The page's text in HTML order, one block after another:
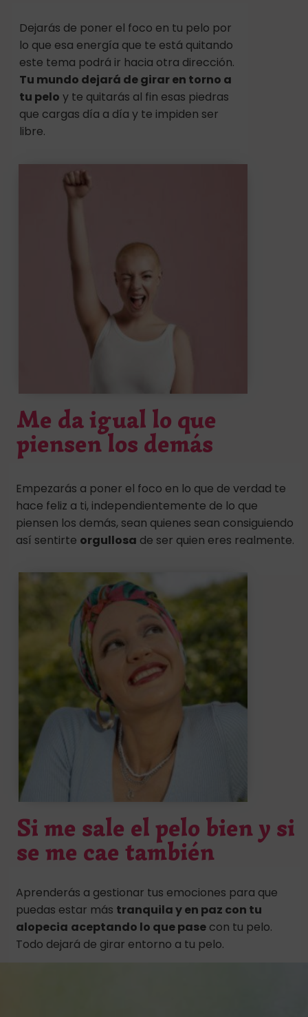
Dejarás de poner el foco en tu pelo por
lo que esa energía que te está quitando
este tema podrá ir hacia otra dirección.
Tu mundo dejará de girar en torno a
tu pelo y te quitarás al fin esas piedras
que cargas día a día y te impiden ser
libre.
Me da igual lo que
piensen los demás
Empezarás a poner el foco en lo que de verdad te
hace feliz a ti, independientemente de lo que
piensen los demás, sean quienes sean consiguiendo
así sentirte orgullosa de ser quien eres realmente.
Si me sale el pelo bien y si
se me cae también
Aprenderás a gestionar tus emociones para que
puedas estar más tranquila y en paz con tu
alopecia aceptando lo que pase con tu pelo.
Todo dejará de girar entorno a tu pelo.